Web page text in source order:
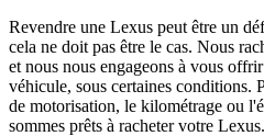
Revendre une Lexus peut être un
cela ne doit pas être le cas. Nous
et nous nous engageons à vous
véhicule, sous certaines conditions.
de motorisation, le kilométrage ou
sommes prêts à racheter votre Lexus.